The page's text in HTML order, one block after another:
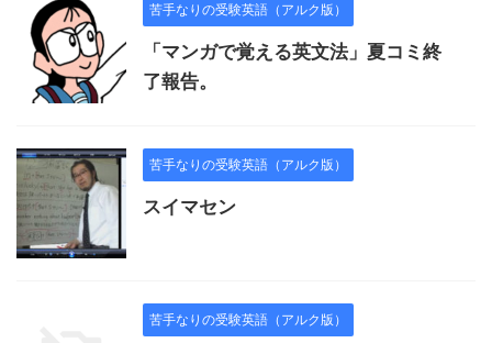
苦手なりの受験英語（アルク版）
「マンガで覚える英文法」夏コミ終
了報告。
苦手なりの受験英語（アルク版）
スイマセン
苦手なりの受験英語（アルク版）